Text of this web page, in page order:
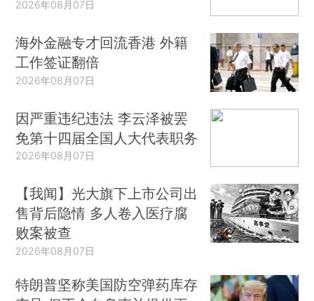
2026年08月07日
海外金融专才回流香港 外籍
工作签证翻倍
2026年08月07日
因严重违纪违法 李云泽被罢
免第十四届全国人大代表职务
2026年08月07日
【我闻】光大旗下上市公司出
售背后隐情 多人卷入医疗腐
败案被查
2026年08月07日
特朗普坚称美国防空弹药库存